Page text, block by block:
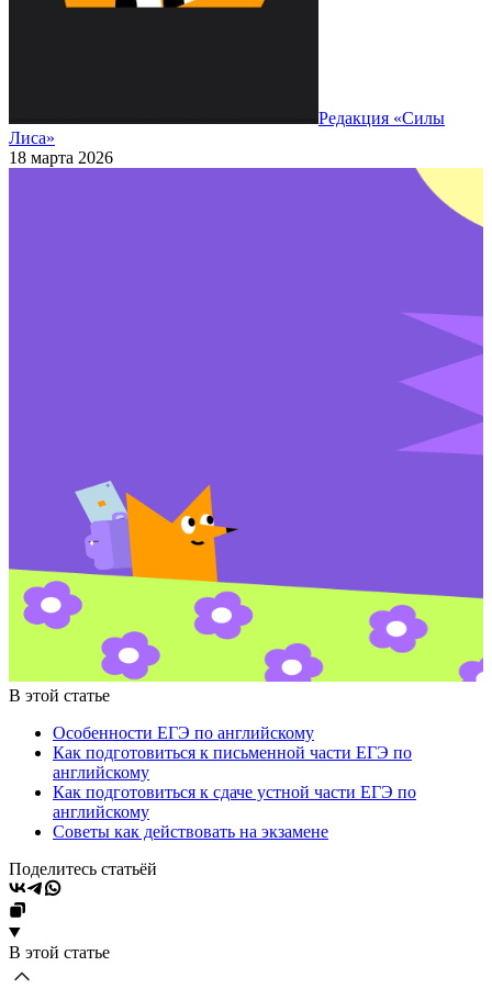
Редакция «Силы
Лиса»
18 марта 2026
В этой статье
Особенности ЕГЭ по английскому
Как подготовиться к письменной части ЕГЭ по
английскому
Как подготовиться к сдаче устной части ЕГЭ по
английскому
Советы как действовать на экзамене
Поделитесь статьёй
В этой статье